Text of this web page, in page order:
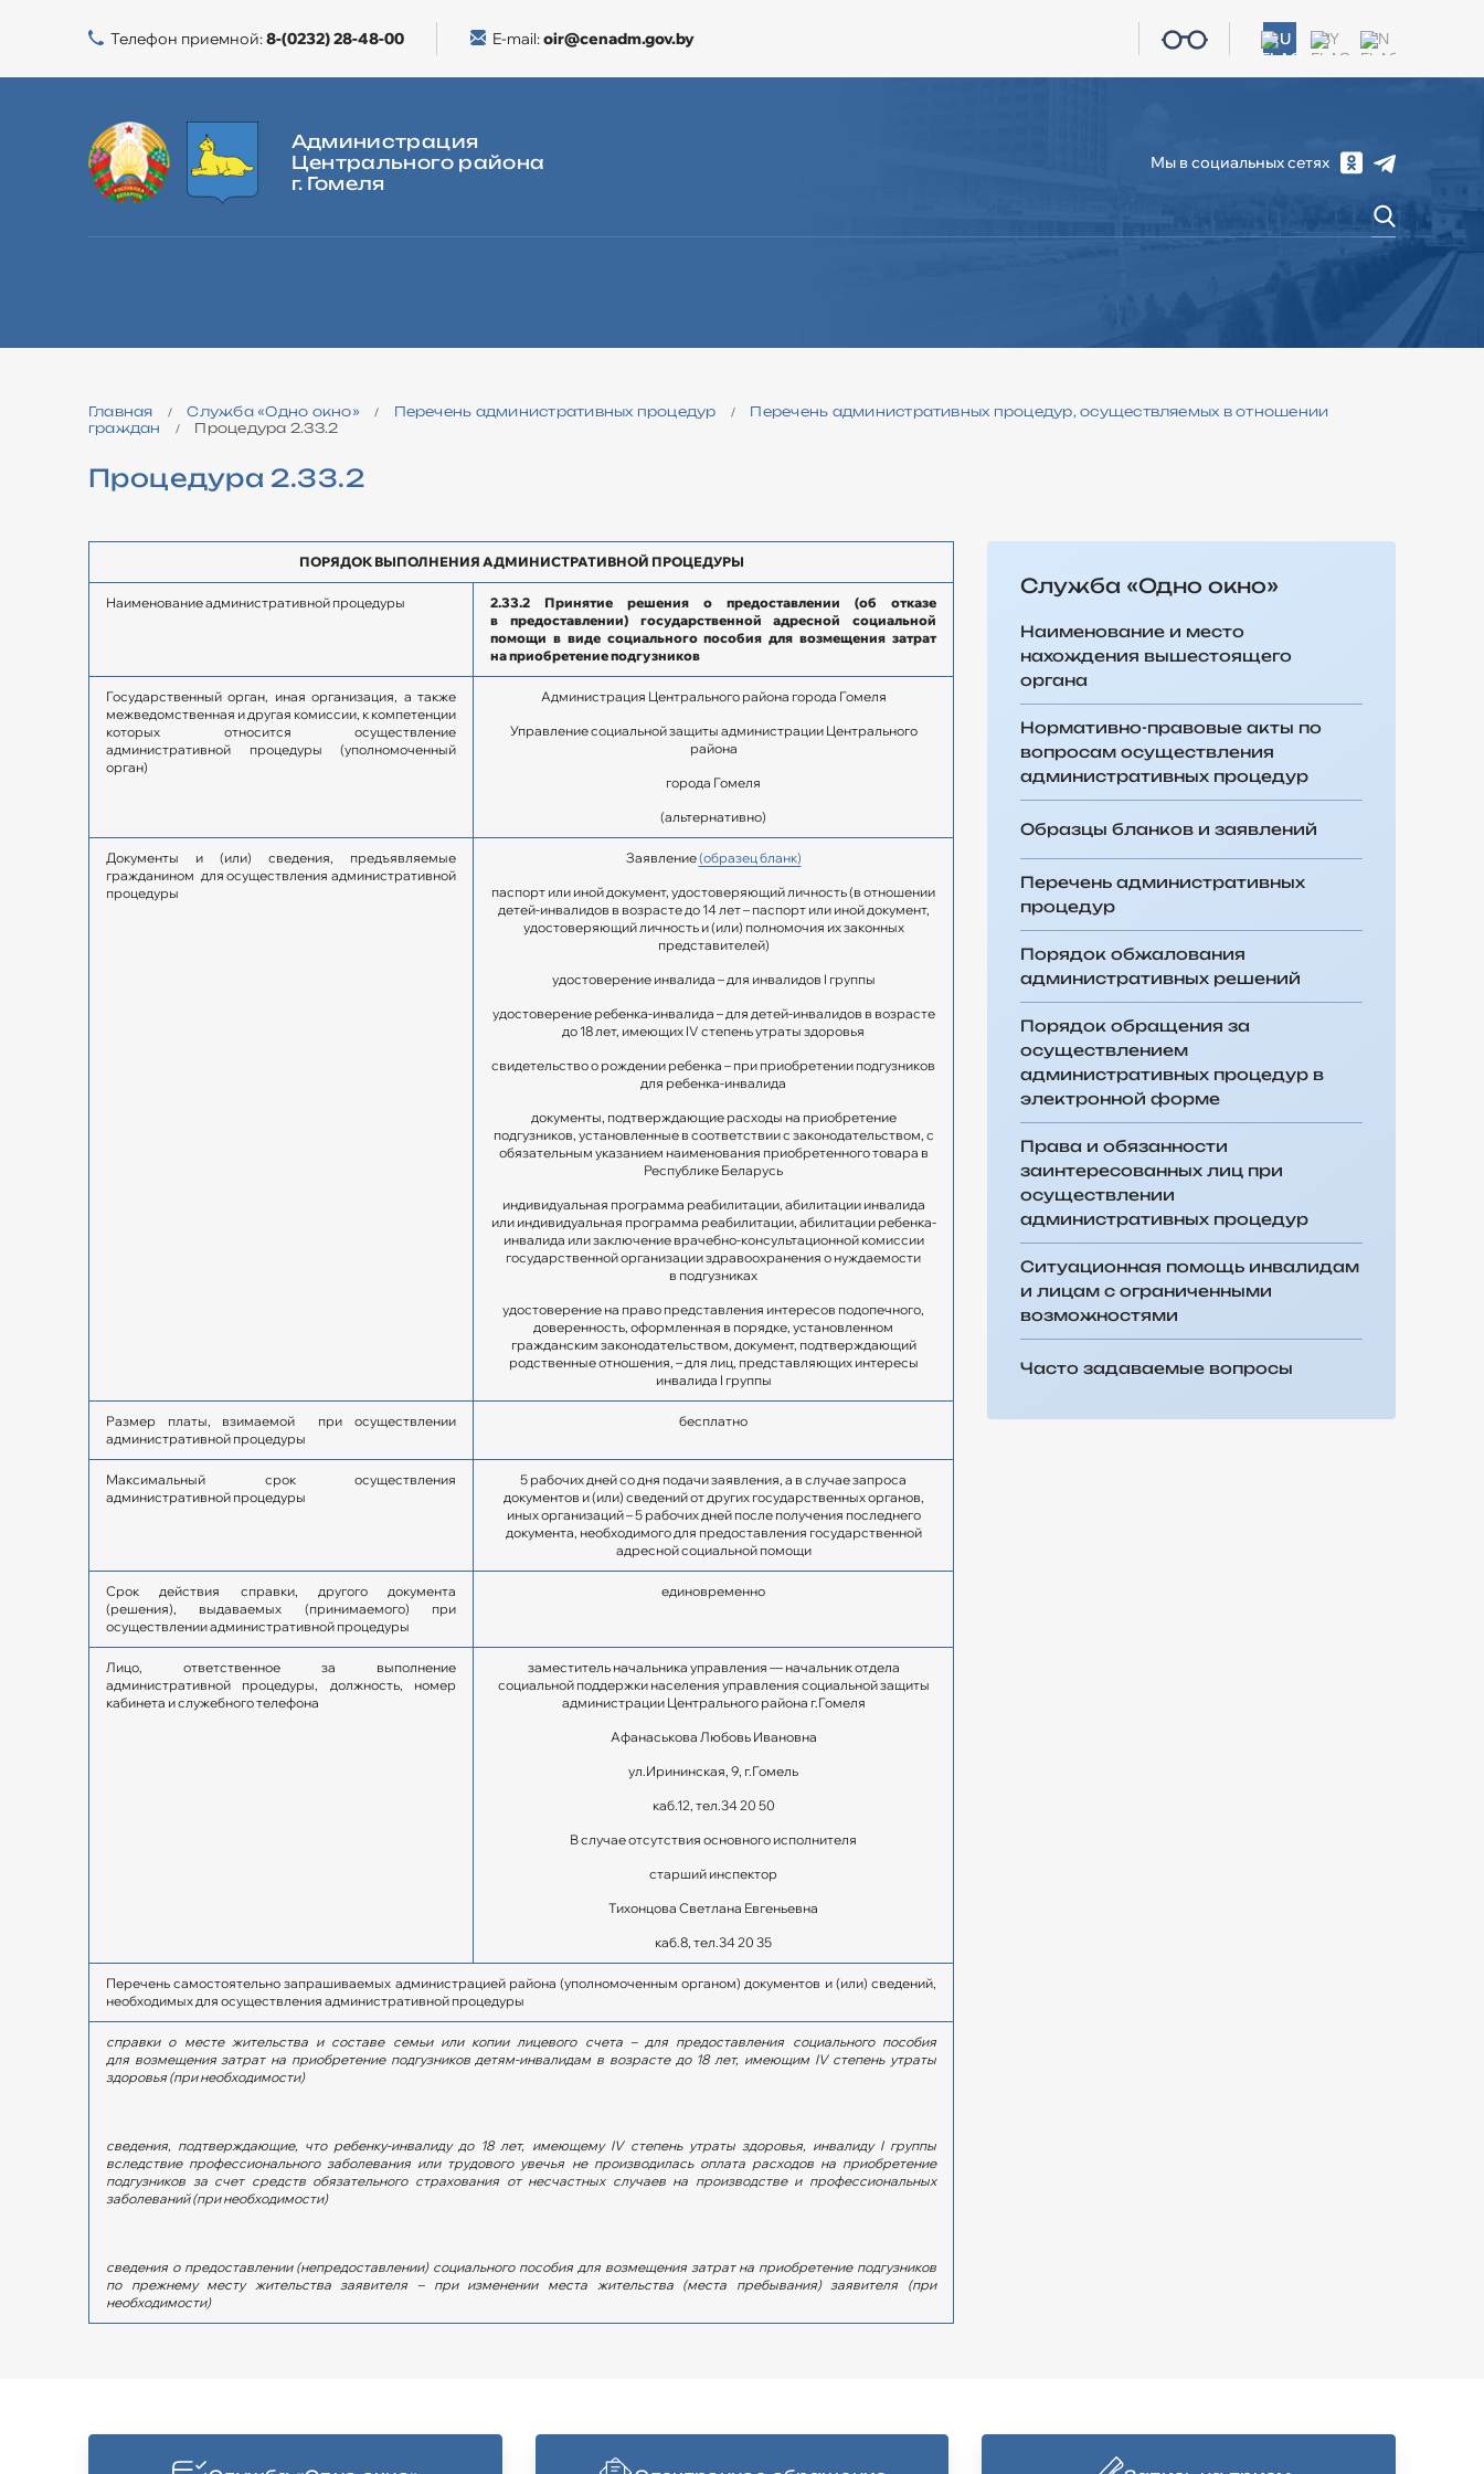
Телефон приемной:8-(0232) 28-48-00 E-mail:oir@cenadm.gov.by RU BY EN
Администрация
Центрального района
г. Гомеля
Мы в социальных сетях
ЖИЛИЩНАЯ ПОЛИТИКА ДЛЯ ОБРАЩЕНИЙ КОНТАКТЫ
Главная / Cлужба «Одно окно» / Перечень административных процедур /
Перечень административных процедур, осуществляемых в отношении
граждан
/ Процедура 2.33.2
Процедура 2.33.2
ПОРЯДОК ВЫПОЛНЕНИЯ АДМИНИСТРАТИВНОЙ ПРОЦЕДУРЫ
Наименование административной процедуры 2.33.2
Принятие решения о предоставлении (об отказе
в предоставлении) государственной адресной социальной
помощи в виде социального пособия для возмещения затрат
на приобретение подгузников
Государственный орган, иная организация, а также
межведомственная и другая комиссии, к компетенции
которых относится осуществление
административной процедуры (уполномоченный
орган)
Администрация Центрального района города Гомеля
Управление социальной защиты администрации Центрального
района
города Гомеля
(альтернативно)
Документы и (или) сведения, предъявляемые
гражданином для осуществления административной
процедуры
Заявление(образец бланк)
паспорт или иной документ, удостоверяющий личность (в отношении
детей-инвалидов в возрасте до 14 лет – паспорт или иной документ,
удостоверяющий личность и (или) полномочия их законных
представителей)
удостоверение инвалида – для инвалидов I группы
удостоверение ребенка-инвалида – для детей-инвалидов в возрасте
до 18 лет, имеющих IV степень утраты здоровья
свидетельство о рождении ребенка – при приобретении подгузников
для ребенка-инвалида
документы, подтверждающие расходы на приобретение
подгузников, установленные в соответствии с законодательством, с
обязательным указанием наименования приобретенного товара в
Республике Беларусь
индивидуальная программа реабилитации, абилитации инвалида
или индивидуальная программа реабилитации, абилитации ребенка-
инвалида или заключение врачебно-консультационной комиссии
государственной организации здравоохранения о нуждаемости
в подгузниках
удостоверение на право представления интересов подопечного,
доверенность, оформленная в порядке, установленном
гражданским законодательством, документ, подтверждающий
родственные отношения, – для лиц, представляющих интересы
инвалида I группы
Размер платы, взимаемой при осуществлении
административной процедуры
бесплатно
Максимальный срок осуществления
административной процедуры
5 рабочих дней со дня подачи заявления, а в случае запроса
документов и (или) сведений от других государственных органов,
иных организаций – 5 рабочих дней после получения последнего
документа, необходимого для предоставления государственной
адресной социальной помощи
Срок действия справки, другого документа
(решения), выдаваемых (принимаемого) при
осуществлении административной процедуры
единовременно
Лицо, ответственное за выполнение
административной процедуры, должность, номер
кабинета и служебного телефона
заместитель начальника управления — начальник отдела
социальной поддержки населения управления социальной защиты
администрации Центрального района г.Гомеля
Афанаськова Любовь Ивановна
ул.Ирининская, 9, г.Гомель
каб.12, тел.34 20 50
В случае отсутствия основного исполнителя
старший инспектор
Тихонцова Светлана Евгеньевна
каб.8, тел.34 20 35
Перечень самостоятельно запрашиваемых администрацией района (уполномоченным органом) документов и (или) сведений,
необходимых для осуществления административной процедуры
справки о месте жительства и составе семьи или копии лицевого счета – для предоставления социального пособия
для возмещения затрат на приобретение подгузников детям-инвалидам в возрасте до 18 лет, имеющим IV степень утраты
здоровья (при необходимости)
сведения, подтверждающие, что ребенку-инвалиду до 18 лет, имеющему IV степень утраты здоровья, инвалиду I группы
вследствие профессионального заболевания или трудового увечья не производилась оплата расходов на приобретение
подгузников за счет средств обязательного страхования от несчастных случаев на производстве и профессиональных
заболеваний (при необходимости)
сведения о предоставлении (непредоставлении) социального пособия для возмещения затрат на приобретение подгузников
по прежнему месту жительства заявителя – при изменении места жительства (места пребывания) заявителя (при
необходимости)
Cлужба «Одно окно»
Наименование и место
нахождения вышестоящего
органа
Нормативно-правовые акты по
вопросам осуществления
административных процедур
Образцы бланков и заявлений
Перечень административных
процедур
Порядок обжалования
административных решений
Порядок обращения за
осуществлением
административных процедур в
электронной форме
Права и обязанности
заинтересованных лиц при
осуществлении
административных процедур
Ситуационная помощь инвалидам
и лицам с ограниченными
возможностями
Часто задаваемые вопросы